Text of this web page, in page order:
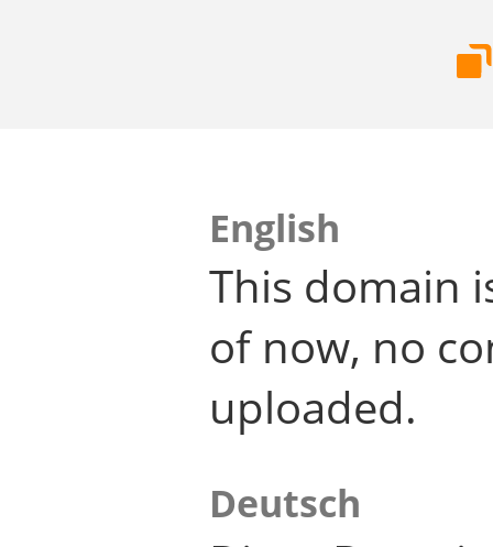
English
This domain
of now, no
uploaded.
Deutsch